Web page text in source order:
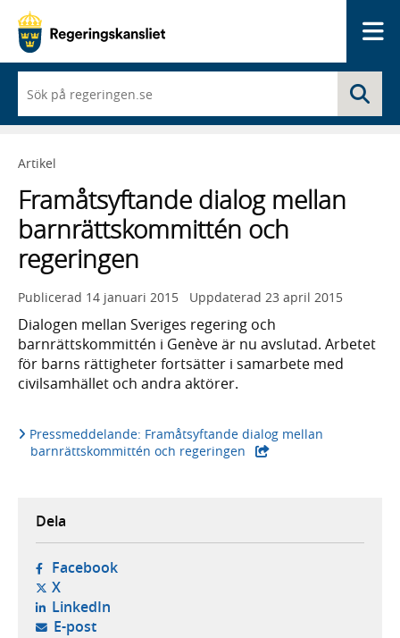
du
börjar
skriva
framträder
lista
med
sökförslag
Artikel
Framåtsyftande dialog mellan
barnrättskommittén och
regeringen
Publicerad 14 januari 2015 Uppdaterad 23 april 2015
Dialogen mellan Sveriges regering och
barnrättskommittén i Genève är nu avslutad. Arbetet
för barns rättigheter fortsätter i samarbete med
civilsamhället och andra aktörer.
Pressmeddelande: Framåtsyftande dialog mellan
barnrättskommittén och regeringen
Dela
Facebook- öppnas i ny flik, extern webbplats,
X- öppnas i ny flik, extern webbplats,
LinkedIn- öppnas i ny flik, extern webbplats,
E-post- öppnar din e-postklient,